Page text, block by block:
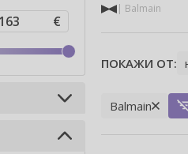
Balmain
ПОКАЖИ ОТ:
Balmain